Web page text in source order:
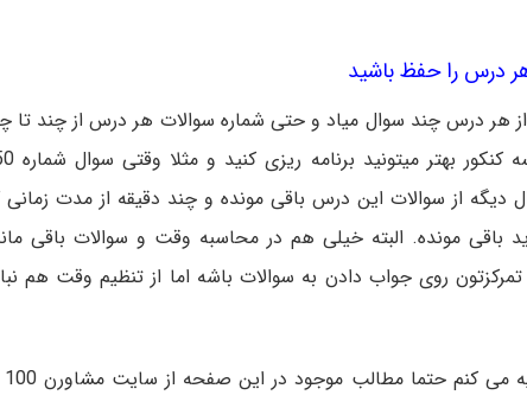
درس را حفظ باشید
از هر درس چند سوال میاد و حتی شماره سوالات هر درس از چند تا
هست. اینجوری سر جلسه
دیگه از سوالات این درس باقی مونده و چند دقیقه از مدت زمانی
باقی مونده. البته خیلی هم در محاسبه وقت و سوالات باقی
روی جواب دادن به سوالات باشه اما از تنظیم وقت هم